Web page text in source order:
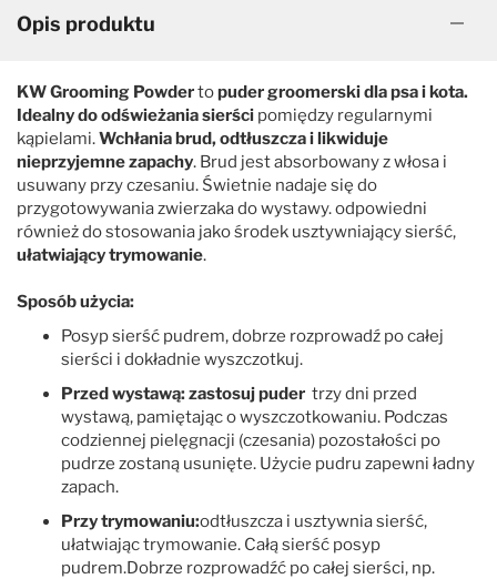
Opis produktu
KW Grooming Powdertopuder groomerski dla psa i kota.
Idealny do odświeżania sierści pomiędzy regularnymi
kąpielami.Wchłania brud, odtłuszcza i likwiduje
nieprzyjemne zapachy. Brud jest absorbowany z włosa i
usuwany przy czesaniu. Świetnie nadaje się do
przygotowywania zwierzaka do wystawy. odpowiedni
również do stosowania jako środek usztywniający sierść,
ułatwiający trymowanie.
Sposób użycia:
Posyp sierść pudrem, dobrze rozprowadź po całej
sierści i dokładnie wyszczotkuj.
Przed wystawą: zastosuj puder trzy dni przed
wystawą, pamiętając o wyszczotkowaniu. Podczas
codziennej pielęgnacji (czesania) pozostałości po
pudrze zostaną usunięte. Użycie pudru zapewni ładny
zapach.
Przy trymowaniu:odtłuszcza i usztywnia sierść,
ułatwiając trymowanie. Całą sierść posyp
pudrem.Dobrze rozprowadźć po całej sierści, np.